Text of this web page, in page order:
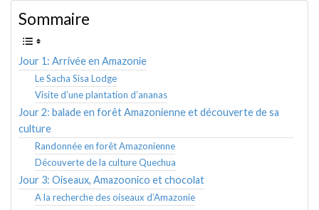
Sommaire
Jour 1: Arrivée en Amazonie
Le Sacha Sisa Lodge
Visite d’une plantation d’ananas
Jour 2: balade en forêt Amazonienne et découverte de sa
culture
Randonnée en forêt Amazonienne
Découverte de la culture Quechua
Jour 3: Oiseaux, Amazoonico et chocolat
A la recherche des oiseaux d’Amazonie